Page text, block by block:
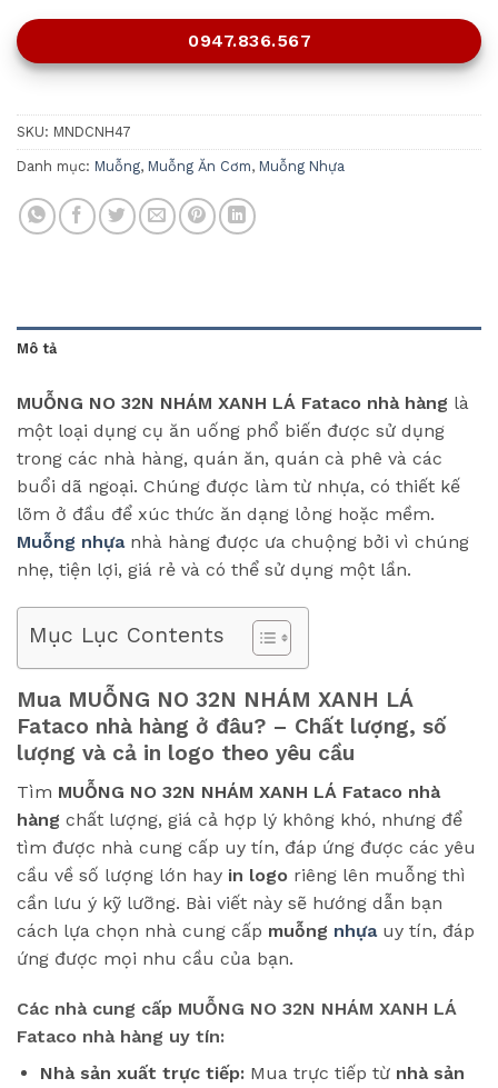
0947.836.567
SKU: MNDCNH47
Danh mục: Muỗng, Muỗng Ăn Cơm, Muỗng Nhựa
Mô tả
MUỖNG NO 32N NHÁM XANH LÁ Fataco nhà hàng là
một loại dụng cụ ăn uống phổ biến được sử dụng
trong các nhà hàng, quán ăn, quán cà phê và các
buổi dã ngoại. Chúng được làm từ nhựa, có thiết kế
lõm ở đầu để xúc thức ăn dạng lỏng hoặc mềm.
Muỗng nhựa nhà hàng được ưa chuộng bởi vì chúng
nhẹ, tiện lợi, giá rẻ và có thể sử dụng một lần.
Mục Lục Contents
Mua MUỖNG NO 32N NHÁM XANH LÁ
Fataco nhà hàng ở đâu? – Chất lượng, số
lượng và cả in logo theo yêu cầu
Tìm MUỖNG NO 32N NHÁM XANH LÁ Fataco nhà
hàng chất lượng, giá cả hợp lý không khó, nhưng để
tìm được nhà cung cấp uy tín, đáp ứng được các yêu
cầu về số lượng lớn hay in logo riêng lên muỗng thì
cần lưu ý kỹ lưỡng. Bài viết này sẽ hướng dẫn bạn
cách lựa chọn nhà cung cấp muỗng nhựauy tín, đáp
ứng được mọi nhu cầu của bạn.
Các nhà cung cấp MUỖNG NO 32N NHÁM XANH LÁ
Fataco nhà hàng uy tín:
Nhà sản xuất trực tiếp:Mua trực tiếp từ nhà sản